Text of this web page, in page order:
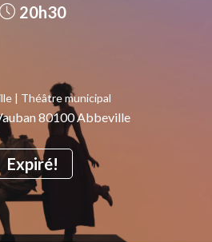
Expiré!
20h30
| Théâtre municipal
80100 Abbeville